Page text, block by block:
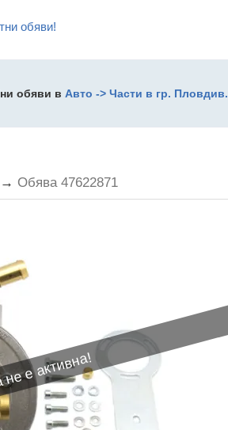
обяви!
обяви в Авто -> Части в гр. Пловдив.
→ Обява 47622871
е активна!